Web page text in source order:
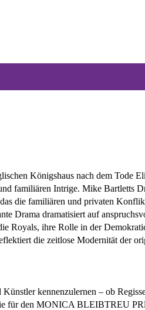
Königshaus nach dem Tode
familiären Intrige. Mike Bartletts
die familiären und privaten
Drama dramatisiert auf
Royals, ihre Rolle in der
die zeitlose Modernität der
kennenzulernen – ob
für den MONICA BLEIBTREU
Tobias Dürr, Tim Lee, Peter
Meyer, Erik Roßbander, Theresa
Markus Seuß
entfernt vom Plagiat. Und